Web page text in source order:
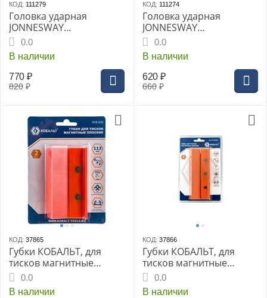
КОД: 111279
Головка ударная
JONNESWAY
шестигранная 1/2DR"
H14, 78 мм
0.0
В наличии
820 ₽
770 ₽
КОД: 111274
Головка ударная
JONNESWAY
шестигранная 1/2DR"
H6, 78мм
0.0
В наличии
660 ₽
620 ₽
КОД: 37865
Губки КОБАЛЬТ, для
тисков магнитные
плоские 113 х 28 х 25 мм
(2 шт.) блистер
0.0
В наличии
КОД: 37866
Губки КОБАЛЬТ, для
тисков магнитные
плоские 155х28х25 мм (2
шт.) блистер
0.0
В наличии